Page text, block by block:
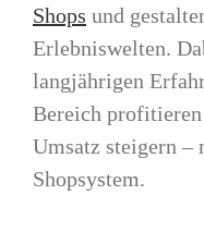
Shops und
Erlebniswelten.
langjährigen
Bereich
Umsatz steigern –
Shopsystem.